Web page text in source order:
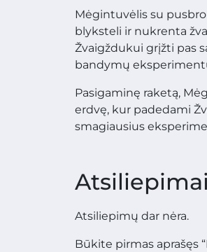
Mėgintuvėlis su
blyksteli ir nukrenta
Žvaigždukui grįžti pas
bandymų
Pasigaminę raketą,
erdvę, kur padedami
smagiausius
Atsiliepimai
Atsiliepimų dar nėra.
Būkite pirmas aprašęs